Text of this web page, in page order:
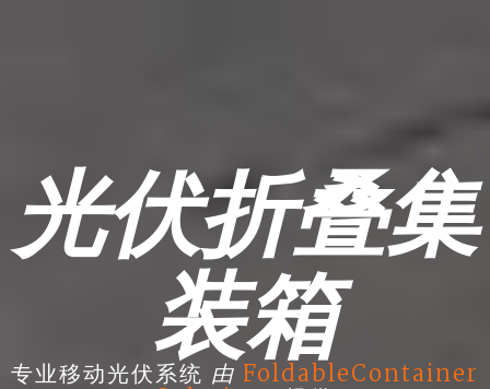
光伏折叠集
装箱
专业移动光伏系统 由 FoldableContainer